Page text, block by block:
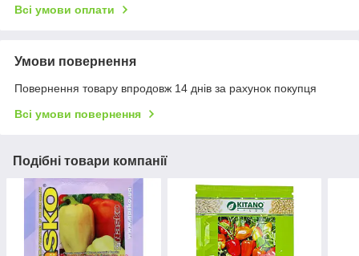
Всі умови оплати
Умови повернення
Повернення товару впродовж 14 днів за рахунок покупця
Всі умови повернення
Подібні товари компанії